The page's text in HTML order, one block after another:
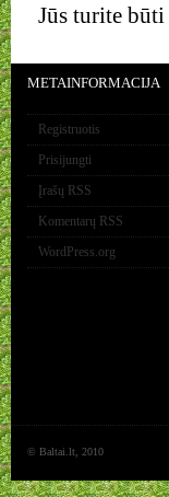
Jūs turite būti
METAINFORMACIJA
Registruotis
Prisijungti
Įrašų RSS
Komentarų RSS
WordPress.org
© Baltai.lt, 2010